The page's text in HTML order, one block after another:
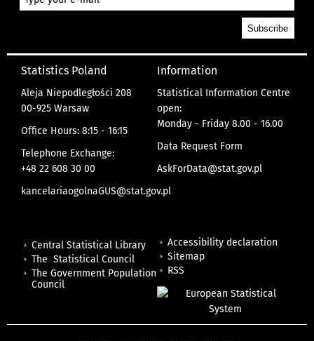
Statistics Poland
Aleja Niepodległości 208
00-925 Warsaw
Office Hours: 8:15 - 16:15
Telephone Exchange:
+48 22 608 30 00
kancelariaogolnaGUS@stat.gov.pl
Information
Statistical Information Centre
open:
Monday - Friday 8.00 - 16.00
Data Request Form
AskForData@stat.gov.pl
Central Statistical Library
The Statistical Council
The Government Population
Council
Accessibility declaration
Sitemap
RSS